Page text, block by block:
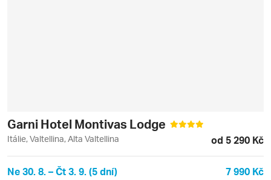
Garni Hotel Montivas Lodge
Itálie, Valtellina, Alta Valtellina od 5 290 Kč
Ne 30. 8. – Čt 3. 9. (5 dní) 7 990 Kč